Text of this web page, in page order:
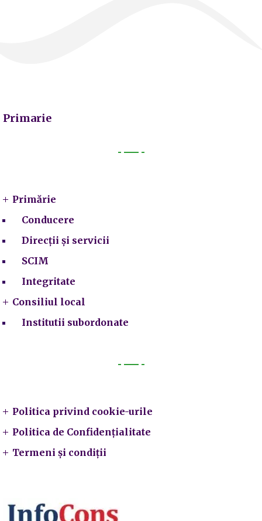
Primarie
Primărie
Conducere
Direcții și servicii
SCIM
Integritate
Consiliul local
Institutii subordonate
Politica privind cookie-urile
Politica de Confidențialitate
Termeni și condiții